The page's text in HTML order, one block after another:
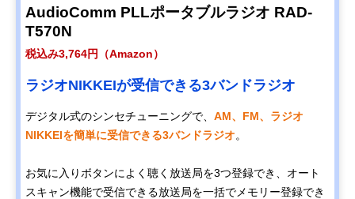
AudioComm PLLポータブルラジオ RAD-
T570N
税込み3,764円（Amazon）
ラジオNIKKEIが受信できる3バンドラジオ
デジタル式のシンセチューニングで、 AM、FM、ラジオ
NIKKEIを簡単に受信できる3バンドラジオ。
お気に入りボタンによく聴く放送局を3つ登録でき、オート
スキャン機能で受信できる放送局を一括でメモリー登録でき